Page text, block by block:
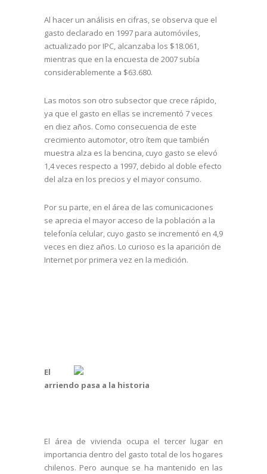
Al hacer un análisis en cifras, se observa que el
gasto declarado en 1997 para automóviles,
actualizado por IPC, alcanzaba los $18.061,
mientras que en la encuesta de 2007 subía
considerablemente a $63.680.
Las motos son otro subsector que crece rápido,
ya que el gasto en ellas se incrementó 7 veces
en diez años. Como consecuencia de este
crecimiento automotor, otro ítem que también
muestra alza es la bencina, cuyo gasto se elevó
1,4 veces respecto a 1997, debido al doble efecto
del alza en los precios y el mayor consumo.
Por su parte, en el área de las comunicaciones
se aprecia el mayor acceso de la población a la
telefonía celular, cuyo gasto se incrementó en 4,9
veces en diez años. Lo curioso es la aparición de
Internet por primera vez en la medición.
El
arriendo pasa a la historia
El área de vivienda ocupa el tercer lugar en
importancia dentro del gasto total de los hogares
chilenos. Pero aunque se ha mantenido en las